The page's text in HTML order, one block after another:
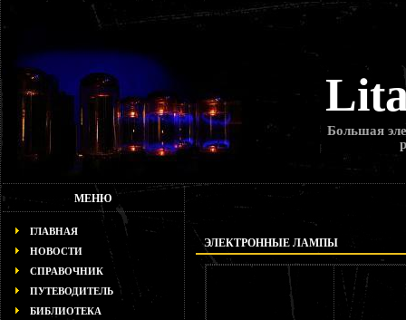
Большая
МЕНЮ
ГЛАВНАЯ
НОВОСТИ
СПРАВОЧНИК
ПУТЕВОДИТЕЛЬ
БИБЛИОТЕКА
ЭЛЕКТРОННЫЕ ЛАМПЫ